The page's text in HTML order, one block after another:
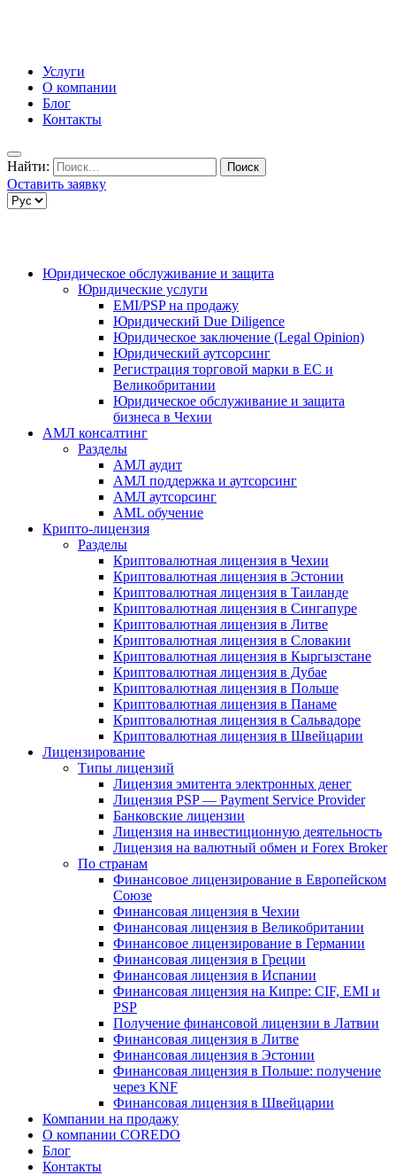
Услуги
О компании
Блог
Контакты
Найти:
Оставить заявку
Юридическое обслуживание и защита
Юридические услуги
EMI/PSP на продажу
Юридический Due Diligence
Юридическое заключение (Legal Opinion)
Юридический аутсорсинг
Регистрация торговой марки в ЕС и
Великобритании
Юридическое обслуживание и защита
бизнеса в Чехии
АМЛ консалтинг
Разделы
АМЛ аудит
АМЛ поддержка и аутсорсинг
АМЛ аутсорсинг
AML обучение
Крипто-лицензия
Разделы
Криптовалютная лицензия в Чехии
Криптовалютная лицензия в Эстонии
Криптовалютная лицензия в Таиланде
Криптовалютная лицензия в Сингапуре
Криптовалютная лицензия в Литве
Криптовалютная лицензия в Словакии
Криптовалютная лицензия в Кыргызстане
Криптовалютная лицензия в Дубае
Криптовалютная лицензия в Польше
Криптовалютная лицензия в Панаме
Криптовалютная лицензия в Сальвадоре
Криптовалютная лицензия в Швейцарии
Лицензирование
Типы лицензий
Лицензия эмитента электронных денег
Лицензия PSP — Payment Service Provider
Банковские лицензии
Лицензия на инвестиционную деятельность
Лицензия на валютный обмен и Forex Broker
По странам
Финансовое лицензирование в Европейском
Союзе
Финансовая лицензия в Чехии
Финансовая лицензия в Великобритании
Финансовое лицензирование в Германии
Финансовая лицензия в Греции
Финансовая лицензия в Испании
Финансовая лицензия на Кипре: CIF, EMI и
PSP
Получение финансовой лицензии в Латвии
Финансовая лицензия в Литве
Финансовая лицензия в Эстонии
Финансовая лицензия в Польше: получение
через KNF
Финансовая лицензия в Швейцарии
Компании на продажу
О компании COREDO
Блог
Контакты